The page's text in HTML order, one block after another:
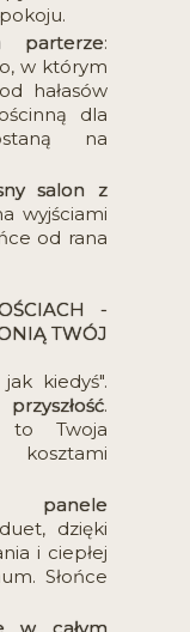
parterze:
w którym
hałasów
dla
na
salon z
wyjściami
od rana
-
TWÓJ
kiedyś".
.
to Twoja
panele
dzięki
i ciepłej
Słońce